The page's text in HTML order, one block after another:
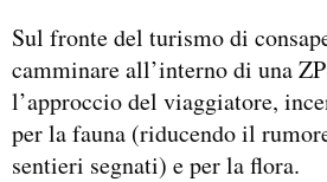
Sul fronte del turismo di
camminare all’interno di una
l’approccio del viaggiatore,
per la fauna (riducendo il
sentieri segnati) e per la flora.